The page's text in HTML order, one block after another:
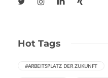
Hot Tags
#ARBEITSPLATZ DER ZUKUNFT